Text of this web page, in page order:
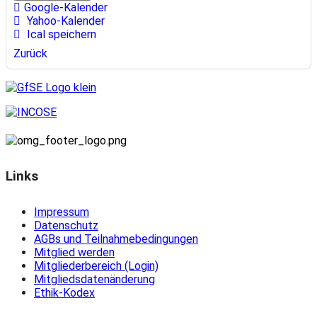
Google-Kalender
Yahoo-Kalender
Ical speichern
Zurück
Links
Impressum
Datenschutz
AGBs und Teilnahmebedingungen
Mitglied werden
Mitgliederbereich (Login)
Mitgliedsdatenänderung
Ethik-Kodex